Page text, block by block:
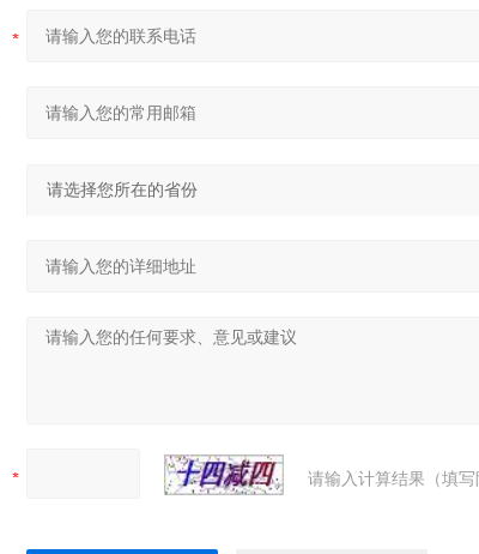
请输入计算结果（填